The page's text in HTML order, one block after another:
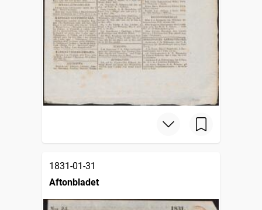
1831-01-31
Aftonbladet